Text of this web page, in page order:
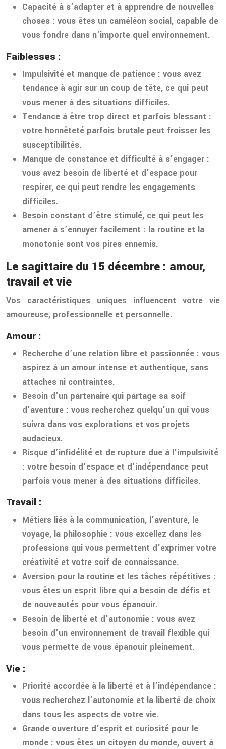
Capacité à s’adapter et à apprendre de nouvelles
choses : vous êtes un caméléon social, capable de
vous fondre dans n’importe quel environnement.
Faiblesses :
Impulsivité et manque de patience : vous avez
tendance à agir sur un coup de tête, ce qui peut
vous mener à des situations difficiles.
Tendance à être trop direct et parfois blessant :
votre honnêteté parfois brutale peut froisser les
susceptibilités.
Manque de constance et difficulté à s’engager :
vous avez besoin de liberté et d’espace pour
respirer, ce qui peut rendre les engagements
difficiles.
Besoin constant d’être stimulé, ce qui peut les
amener à s’ennuyer facilement : la routine et la
monotonie sont vos pires ennemis.
Le sagittaire du 15 décembre : amour,
travail et vie
Vos caractéristiques uniques influencent votre vie
amoureuse, professionnelle et personnelle.
Amour :
Recherche d’une relation libre et passionnée : vous
aspirez à un amour intense et authentique, sans
attaches ni contraintes.
Besoin d’un partenaire qui partage sa soif
d’aventure : vous recherchez quelqu’un qui vous
suivra dans vos explorations et vos projets
audacieux.
Risque d’infidélité et de rupture due à l’impulsivité
: votre besoin d’espace et d’indépendance peut
parfois vous mener à des situations difficiles.
Travail :
Métiers liés à la communication, l’aventure, le
voyage, la philosophie : vous excellez dans les
professions qui vous permettent d’exprimer votre
créativité et votre soif de connaissance.
Aversion pour la routine et les tâches répétitives :
vous êtes un esprit libre qui a besoin de défis et
de nouveautés pour vous épanouir.
Besoin de liberté et d’autonomie : vous avez
besoin d’un environnement de travail flexible qui
vous permette de vous épanouir pleinement.
Vie :
Priorité accordée à la liberté et à l’indépendance :
vous recherchez l’autonomie et la liberté de choix
dans tous les aspects de votre vie.
Grande ouverture d’esprit et curiosité pour le
monde : vous êtes un citoyen du monde, ouvert à